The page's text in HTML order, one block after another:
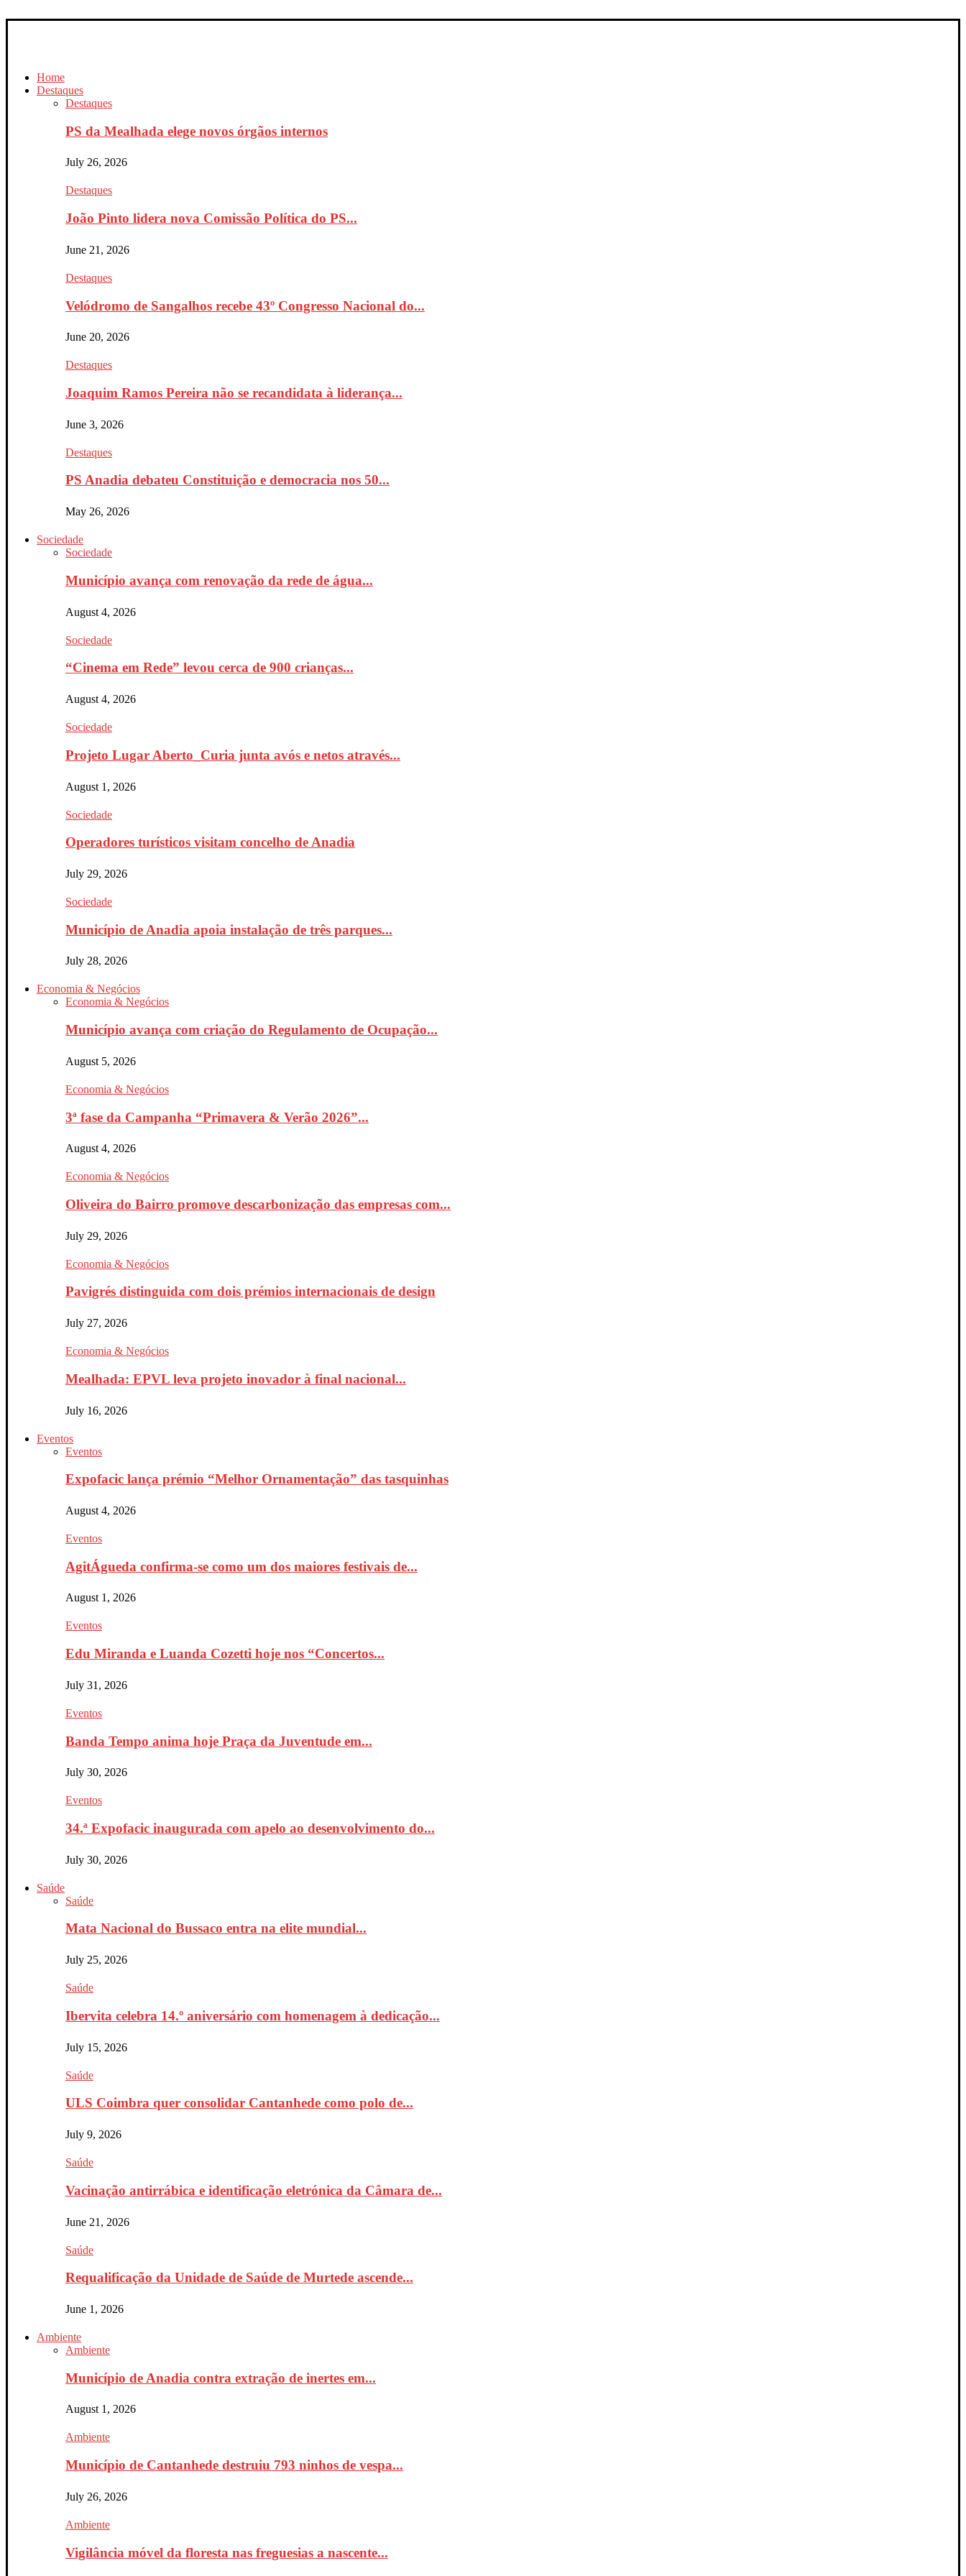
Home
Destaques
Destaques
PS da Mealhada elege novos órgãos internos
July 26, 2026
Destaques
João Pinto lidera nova Comissão Política do PS...
June 21, 2026
Destaques
Velódromo de Sangalhos recebe 43º Congresso Nacional do...
June 20, 2026
Destaques
Joaquim Ramos Pereira não se recandidata à liderança...
June 3, 2026
Destaques
PS Anadia debateu Constituição e democracia nos 50...
May 26, 2026
Sociedade
Sociedade
Município avança com renovação da rede de água...
August 4, 2026
Sociedade
“Cinema em Rede” levou cerca de 900 crianças...
August 4, 2026
Sociedade
Projeto Lugar Aberto_Curia junta avós e netos através...
August 1, 2026
Sociedade
Operadores turísticos visitam concelho de Anadia
July 29, 2026
Sociedade
Município de Anadia apoia instalação de três parques...
July 28, 2026
Economia & Negócios
Economia & Negócios
Município avança com criação do Regulamento de Ocupação...
August 5, 2026
Economia & Negócios
3ª fase da Campanha “Primavera & Verão 2026”...
August 4, 2026
Economia & Negócios
Oliveira do Bairro promove descarbonização das empresas com...
July 29, 2026
Economia & Negócios
Pavigrés distinguida com dois prémios internacionais de design
July 27, 2026
Economia & Negócios
Mealhada: EPVL leva projeto inovador à final nacional...
July 16, 2026
Eventos
Eventos
Expofacic lança prémio “Melhor Ornamentação” das tasquinhas
August 4, 2026
Eventos
AgitÁgueda confirma-se como um dos maiores festivais de...
August 1, 2026
Eventos
Edu Miranda e Luanda Cozetti hoje nos “Concertos...
July 31, 2026
Eventos
Banda Tempo anima hoje Praça da Juventude em...
July 30, 2026
Eventos
34.ª Expofacic inaugurada com apelo ao desenvolvimento do...
July 30, 2026
Saúde
Saúde
Mata Nacional do Bussaco entra na elite mundial...
July 25, 2026
Saúde
Ibervita celebra 14.º aniversário com homenagem à dedicação...
July 15, 2026
Saúde
ULS Coimbra quer consolidar Cantanhede como polo de...
July 9, 2026
Saúde
Vacinação antirrábica e identificação eletrónica da Câmara de...
June 21, 2026
Saúde
Requalificação da Unidade de Saúde de Murtede ascende...
June 1, 2026
Ambiente
Ambiente
Município de Anadia contra extração de inertes em...
August 1, 2026
Ambiente
Município de Cantanhede destruiu 793 ninhos de vespa...
July 26, 2026
Ambiente
Vigilância móvel da floresta nas freguesias a nascente...